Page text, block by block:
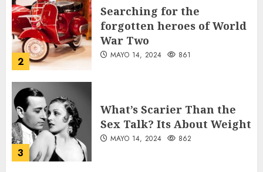
2
Searching for the
forgotten heroes of World
War Two
MAYO 14, 2024 861
3
What’s Scarier Than the
Sex Talk? Its About Weight
MAYO 14, 2024 862